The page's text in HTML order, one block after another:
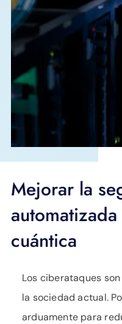
Mejorar la
cuántica
Los ciberataques
la sociedad actual.
arduamente para